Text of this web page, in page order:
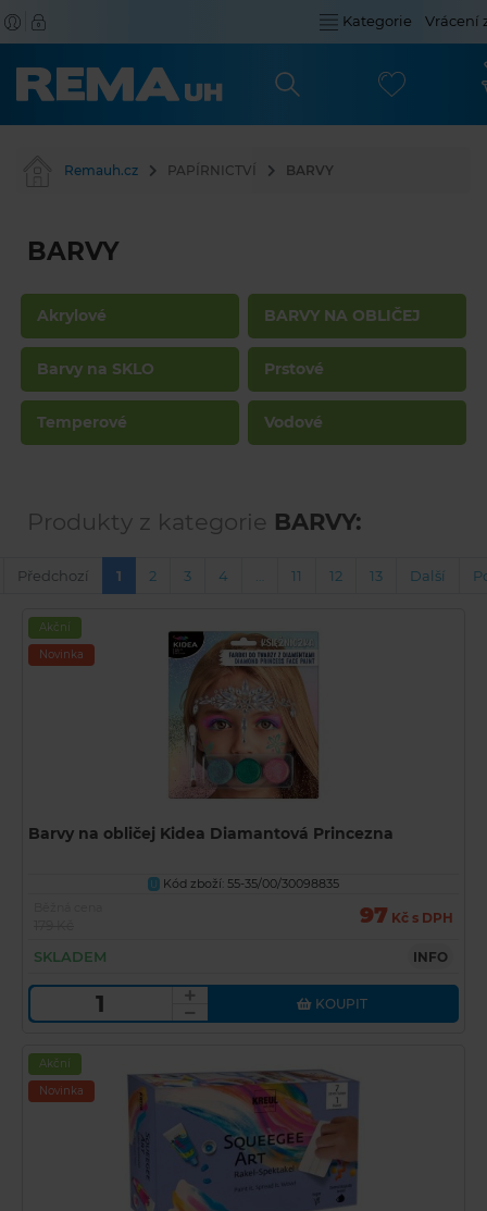
Kategorie Vrácení
Remauh.cz PAPÍRNICTVÍ BARVY
BARVY
Akrylové BARVY NA OBLIČEJ
Barvy na SKLO Prstové
Temperové Vodové
Produkty z kategorie BARVY:
Předchozí 1 2 3 4 11 12 13 Další
Akční
Novinka
Barvy na obličej Kidea Diamantová Princezna
U
Kód zboží: 55-35/00/30098835
97 Kč s DPH
SKLADEM INFO
KOUPIT
Akční
Novinka